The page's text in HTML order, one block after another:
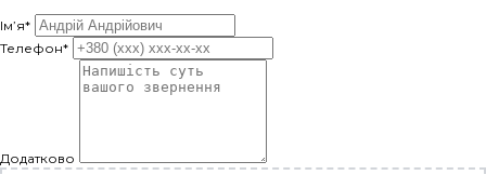
Ім’я*
Телефон*
Додатково